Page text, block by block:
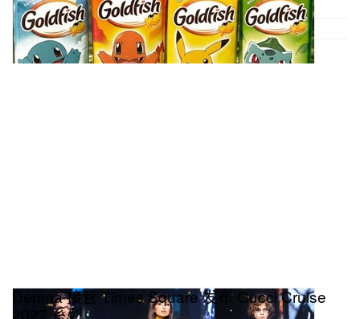
Demna 接管 Times Square 发布 Gucci Cruise
2027 系列